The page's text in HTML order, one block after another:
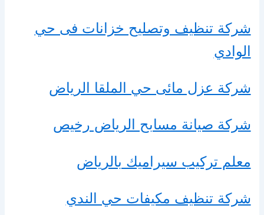
شركة تنظيف وتصليح خزانات فى حي
الوادي
شركة عزل مائى حي الملقا الرياض
شركة صيانة مسابح الرياض رخيص
معلم تركيب سيراميك بالرياض
شركة تنظيف مكيفات حي الندي